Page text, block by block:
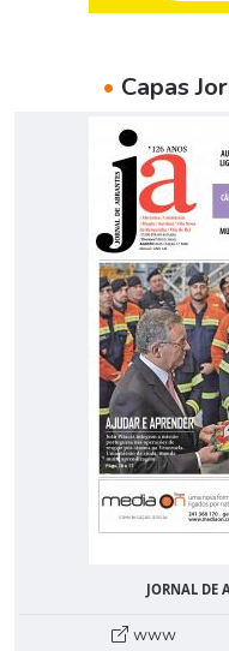
• Capas
JORNAL DE
www